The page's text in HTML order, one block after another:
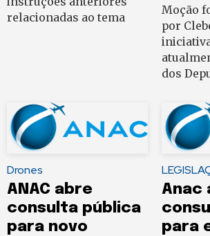
relacionadas ao tema
Moção
por
dos
Drones
ANAC abre
consulta pública
para novo
Anac
para